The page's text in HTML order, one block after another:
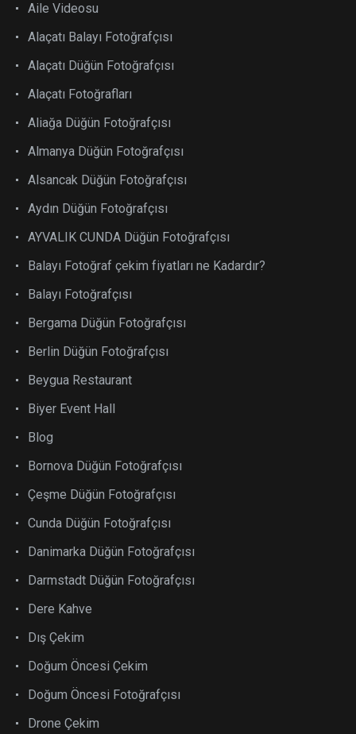
Aile Videosu
Alaçatı Balayı Fotoğrafçısı
Alaçatı Düğün Fotoğrafçısı
Alaçatı Fotoğrafları
Aliağa Düğün Fotoğrafçısı
Almanya Düğün Fotoğrafçısı
Alsancak Düğün Fotoğrafçısı
Aydın Düğün Fotoğrafçısı
AYVALIK CUNDA Düğün Fotoğrafçısı
Balayı Fotoğraf çekim fiyatları ne Kadardır?
Balayı Fotoğrafçısı
Bergama Düğün Fotoğrafçısı
Berlin Düğün Fotoğrafçısı
Beygua Restaurant
Biyer Event Hall
Blog
Bornova Düğün Fotoğrafçısı
Çeşme Düğün Fotoğrafçısı
Cunda Düğün Fotoğrafçısı
Danimarka Düğün Fotoğrafçısı
Darmstadt Düğün Fotoğrafçısı
Dere Kahve
Dış Çekim
Doğum Öncesi Çekim
Doğum Öncesi Fotoğrafçısı
Drone Çekim